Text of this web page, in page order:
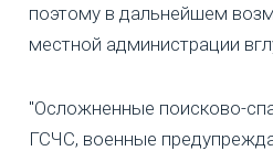
поэтому в дальнейшем
местной администрации
"Осложненные поисково-
ГСЧС, военные